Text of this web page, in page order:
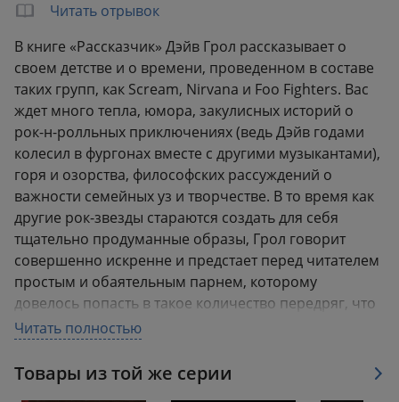
Читать отрывок
В книге «Рассказчик» Дэйв Грол рассказывает о
своем детстве и о времени, проведенном в составе
таких групп, как Scream, Nirvana и Foo Fighters. Вас
ждет много тепла, юмора, закулисных историй о
рок-н-ролльных приключениях (ведь Дэйв годами
колесил в фургонах вместе с другими музыкантами),
горя и озорства, философских рассуждений о
важности семейных уз и творчестве. В то время как
другие рок-звезды стараются создать для себя
тщательно продуманные образы, Грол говорит
совершенно искренне и предстает перед читателем
простым и обаятельным парнем, которому
довелось попасть в такое количество передряг, что
нам с вами и не снилось.
психотропных веществ, их аналогов причиняет вред
Читать полностью
Товары из той же серии